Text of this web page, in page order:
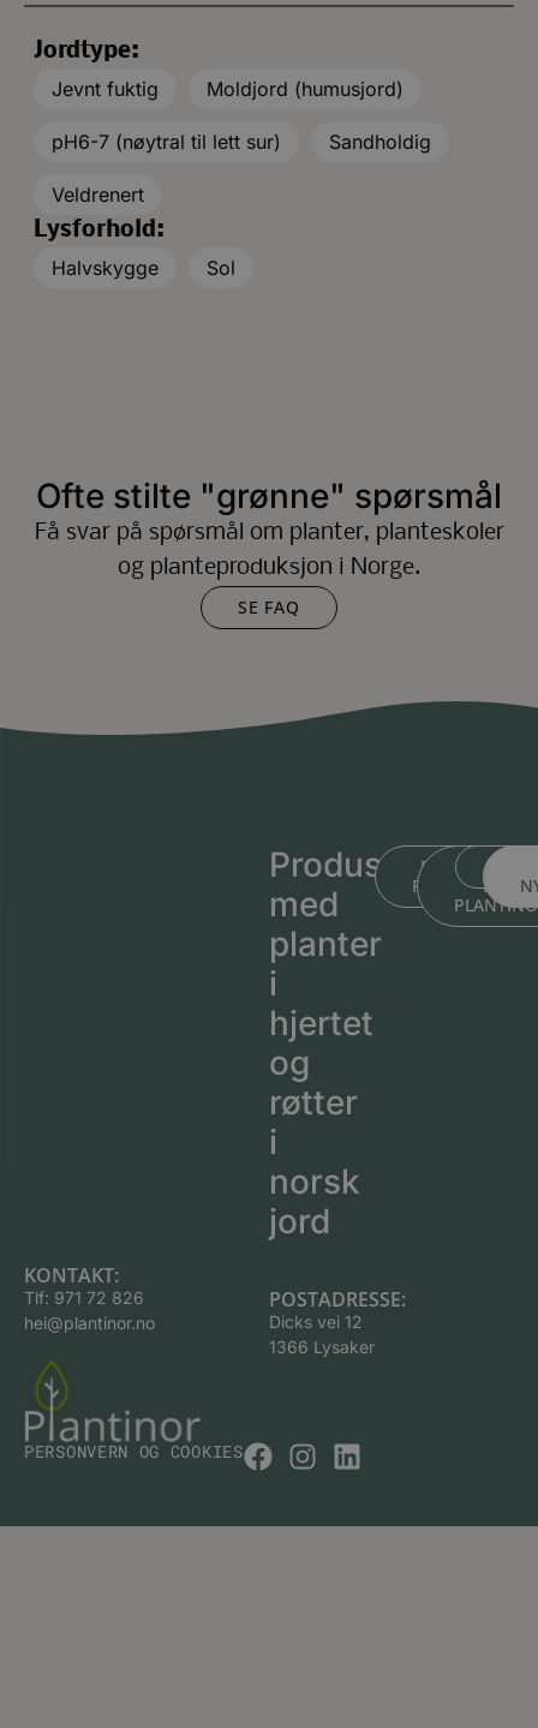
Jordtype:
Jevnt fuktig
Moldjord (humusjord)
pH6-7 (nøytral til lett sur) Sandholdig
Veldrenert
Lysforhold:
Halvskygge
Sol
Ofte stilte "grønne" spørsmål
Få svar på spørsmål om planter, planteskoler
og planteproduksjon i Norge.
SE FAQ
Produsert
med
planter
i
hjertet
og
røtter
i
norsk
jord
BLI KJENT MED
BLI
MED
KONTAKT:
Tlf: 971 72 826
hei@plantinor.no
POSTADRESSE:
Dicks vei 12
1366 Lysaker
PERSONVERN OG COOKIES